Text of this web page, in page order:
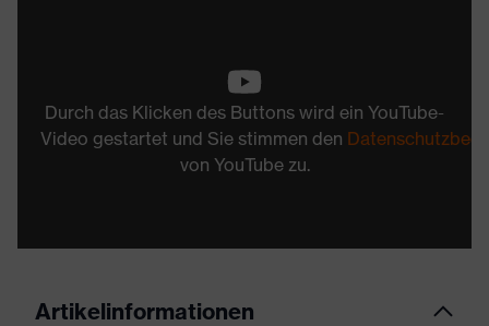
Durch das Klicken des Buttons wird ein YouTube-
Video gestartet und Sie stimmen den
von YouTube zu.
Artikelinformationen